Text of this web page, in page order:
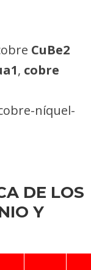
CuBe2
, cobre
níquel-
DE LOS
Y